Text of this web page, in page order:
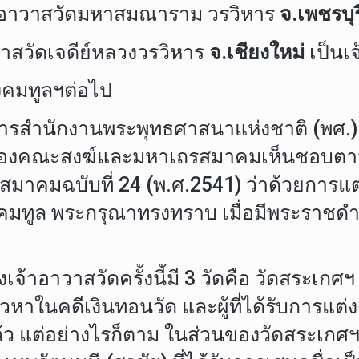
าวาสวัดมหาสมณาราม วรวิหาร จ.เพชรบุ
วัดเจดีย์หลวงวรวิหาร จ.เชียงใหม่ เป็น
มทูลฯต่อไป
ำนักงานพระพุทธศาสนาแห่งชาติ (พศ.)
องคณะสงฆ์และมหาเถรสมาคมเห็นชอบ
มาคมฉบับที่ 24 (พ.ศ.2541) ว่าด้วยการ
ทูล พระกรุณาทรงทราบ เมื่อมีพระราชด
าอาวาสวัดครั้งนี้มี 3 วัดคือ วัดสระเกศ
หาในคดีเงินทอนวัด และผู้ที่ได้รับการแต่
แต่อย่างไรก็ตาม ในส่วนของวัดสระเก